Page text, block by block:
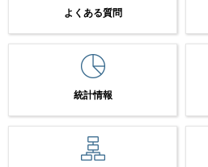
よくある質問
統計情報